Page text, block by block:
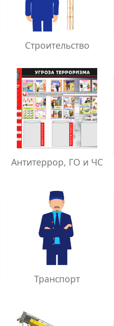
Строительство
Антитеррор, ГО и ЧС
Транспорт